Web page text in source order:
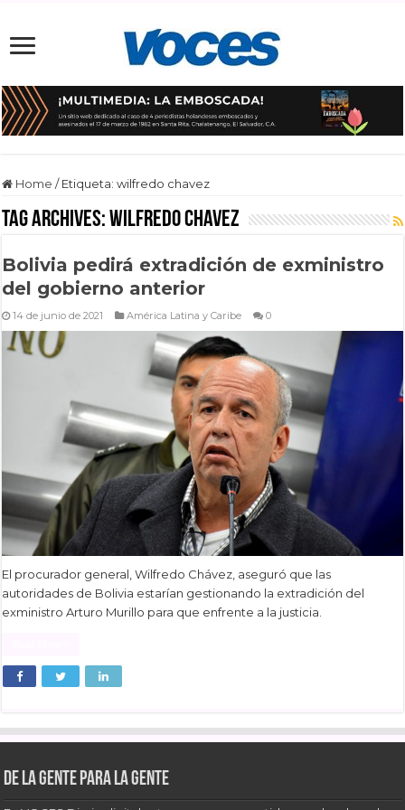
Home / Etiqueta:wilfredo chavez
Tag Archives:wilfredo chavez
Bolivia pedirá extradición de exministro
del gobierno anterior
14 de junio de 2021 América Latina y Caribe 0
El procurador general, Wilfredo Chávez, aseguró que las
autoridades de Bolivia estarían gestionando la extradición del
exministro Arturo Murillo para que enfrente a la justicia.
De la gente para la gente